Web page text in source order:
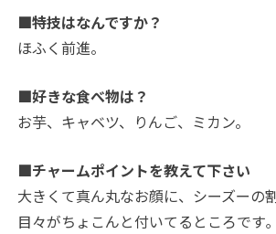
■特技はなんですか？
ほふく前進。
■好きな食べ物は？
お芋、キャベツ、りんご、ミカン。
■チャームポイントを教えて下さい
大きくて真ん丸なお顔に、シーズーの
目々がちょこんと付いてるところです｡